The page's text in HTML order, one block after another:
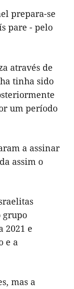
prepara-se
pare - pelo
através de
tinha sido
um período
a assinar
assim o
grupo
2021 e
e a
mas a